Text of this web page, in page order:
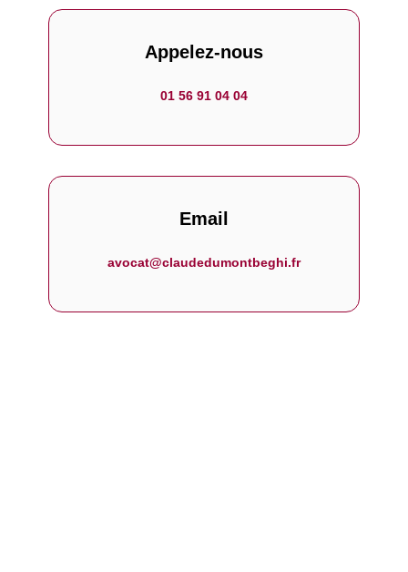
Appelez-nous
01 56 91 04 04
Email
avocat@claudedumontbeghi.fr